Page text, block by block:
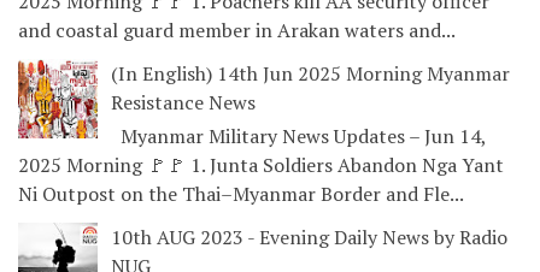
and coastal guard member in Arakan waters and...
(In English) 14th Jun 2025 Morning Myanmar
Resistance News
Myanmar Military News Updates – Jun 14,
2025 Morning 🚩🚩 1. Junta Soldiers Abandon Nga Yant
Ni Outpost on the Thai–Myanmar Border and Fle...
10th AUG 2023 - Evening Daily News by Radio
NUG